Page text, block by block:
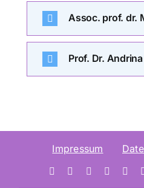
Assoc. prof. dr.
Prof. Dr.
Impressum